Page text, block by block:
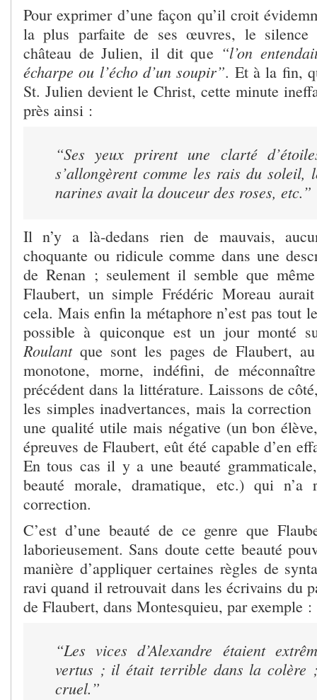
Pour exprimer d’une façon qu’il croit
la plus parfaite de ses œuvres, le
château de Julien, il dit que “l’on
écharpe ou l’écho d’un soupir”. Et à la fin,
St. Julien devient le Christ, cette minute
près ainsi :
“Ses yeux prirent une clarté
s’allongèrent comme les rais du soleil,
narines avait la douceur des roses, etc.”
Il n’y a là-dedans rien de mauvais,
choquante ou ridicule comme dans une
de Renan ; seulement il semble que
Flaubert, un simple Frédéric Moreau
cela. Mais enfin la métaphore n’est pas tout
possible à quiconque est un jour monté
Roulantque sont les pages de Flaubert,
monotone, morne, indéfini, de
précédent dans la littérature. Laissons de
les simples inadvertances, mais la correction
une qualité utile mais négative (un bon
épreuves de Flaubert, eût été capable d’en
En tous cas il y a une beauté
beauté morale, dramatique, etc.) qui
correction.
C’est d’une beauté de ce genre que
laborieusement. Sans doute cette beauté
manière d’appliquer certaines règles de
ravi quand il retrouvait dans les écrivains du
de Flaubert, dans Montesquieu, par exemple :
“Les vices d’Alexandre étaient
vertus ; il était terrible dans la colère
cruel.”